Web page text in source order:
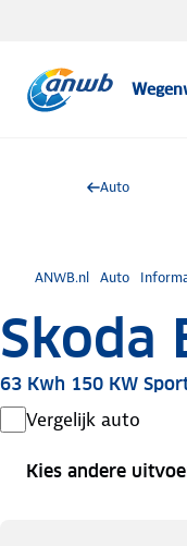
Auto
ANWB.nl Auto
Skoda
63 Kwh 150 KW
Vergelijk auto
Kies andere